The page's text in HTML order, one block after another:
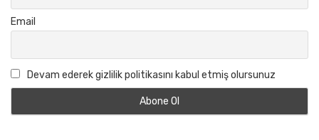
Email
Devam ederek gizlilik politikasını kabul etmiş olursunuz